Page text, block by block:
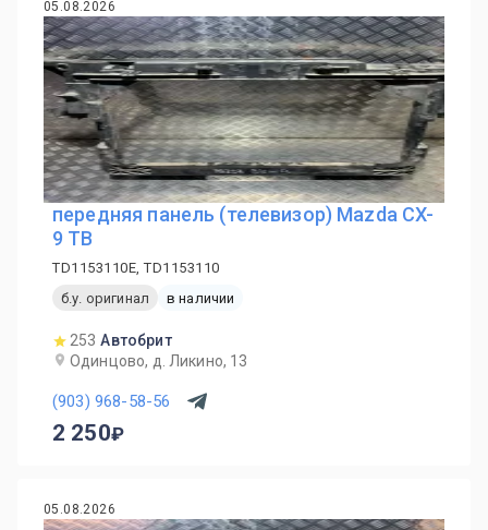
05.08.2026
передняя панель (телевизор) Mazda CX-
9 TB
TD1153110E, TD1153110
б.у. оригинал
в наличии
253 Автобрит
Одинцово, д. Ликино, 13
(903) 968-58-56
2 250
05.08.2026